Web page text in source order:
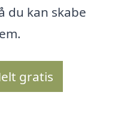
du kan skabe
gratis